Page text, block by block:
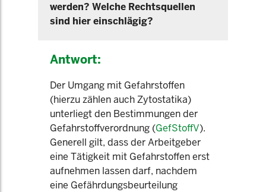
werden? Welche Rechtsquellen
sind hier einschlägig?
Antwort:
Der Umgang mit Gefahrstoffen
(hierzu zählen auch Zytostatika)
unterliegt den Bestimmungen der
Gefahrstoffverordnung (GefStoffV).
Generell gilt, dass der Arbeitgeber
eine Tätigkeit mit Gefahrstoffen erst
aufnehmen lassen darf, nachdem
eine Gefährdungsbeurteilung